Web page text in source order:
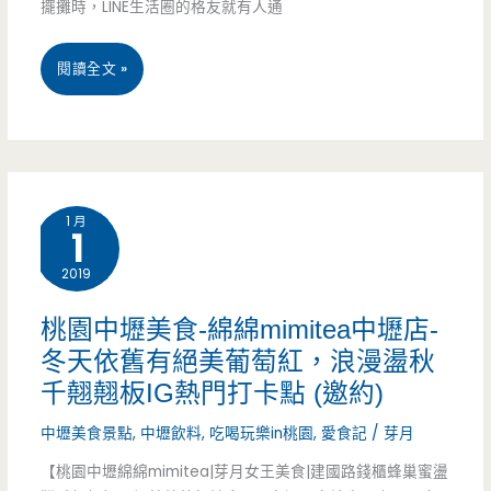
擺攤時，LINE生活圈的格友就有人通
桃
食-
山
東
煎
餅-
中
閱讀全文 »
1 月
1
2019
桃園中壢美食-綿綿mimitea中壢店-
冬天依舊有絕美葡萄紅，浪漫盪秋
千翹翹板IG熱門打卡點 (邀約)
中壢美食景點, 中壢飲料, 吃喝玩樂in桃園, 愛食記 /芽月
【桃園中壢綿綿mimitea|芽月女王美食|建國路錢櫃蜂巢蜜盪